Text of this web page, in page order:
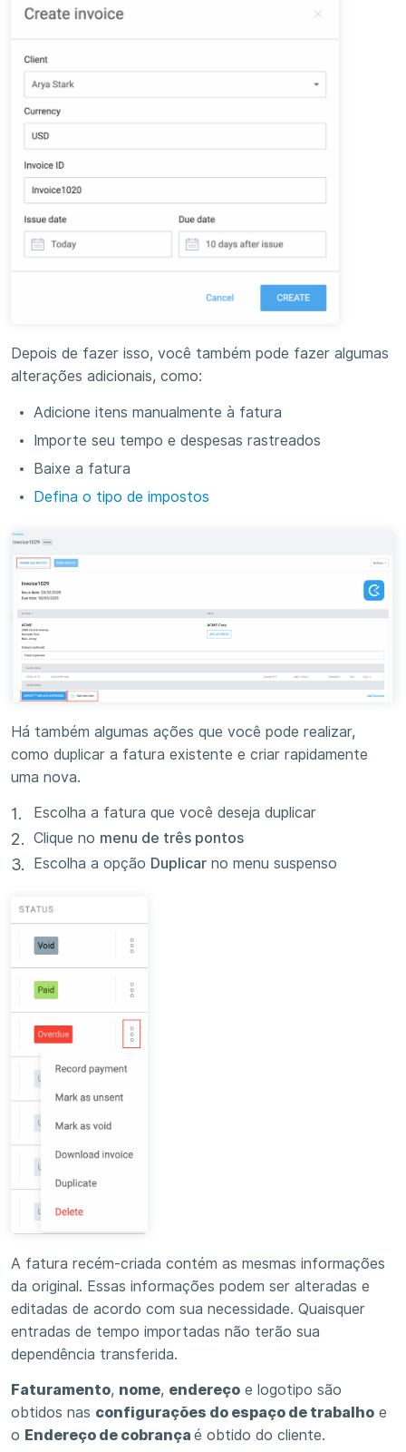
Depois de fazer isso, você também pode fazer algumas
alterações adicionais, como:
Adicione itens manualmente à fatura
Importe seu tempo e despesas rastreados
Baixe a fatura
Defina o tipo de impostos
Há também algumas ações que você pode realizar,
como duplicar a fatura existente e criar rapidamente
uma nova.
Escolha a fatura que você deseja duplicar
Clique no menu de três pontos
Escolha a opção Duplicar no menu suspenso
A fatura recém-criada contém as mesmas informações
da original. Essas informações podem ser alteradas e
editadas de acordo com sua necessidade. Quaisquer
entradas de tempo importadas não terão sua
dependência transferida.
Faturamento, nome, endereço e logotipo são
obtidos nas configurações do espaço de trabalho e
o Endereço de cobrança é obtido do cliente.